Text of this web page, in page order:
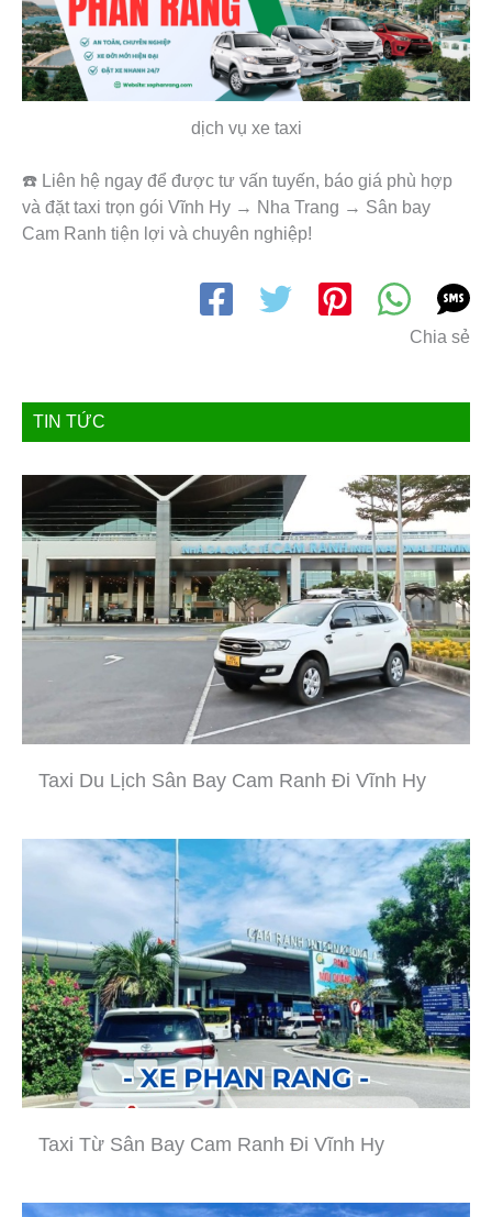
dịch vụ xe taxi
☎️ Liên hệ ngay để được tư vấn tuyến, báo giá phù hợp
và đặt taxi trọn gói Vĩnh Hy → Nha Trang → Sân bay
Cam Ranh tiện lợi và chuyên nghiệp!
Chia sẻ
TIN TỨC
Taxi Du Lịch Sân Bay Cam Ranh Đi Vĩnh Hy
Taxi Từ Sân Bay Cam Ranh Đi Vĩnh Hy